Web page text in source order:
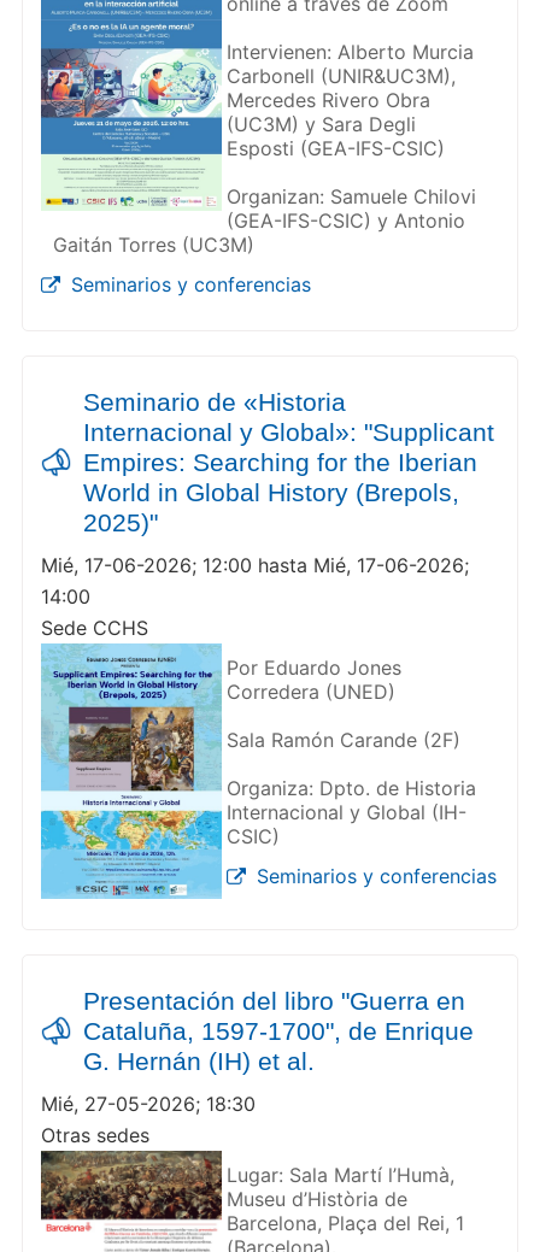
Intervienen: Alberto Murcia
Carbonell (UNIR&UC3M),
Mercedes Rivero Obra
(UC3M) y Sara Degli
Esposti (GEA-IFS-CSIC)
Organizan: Samuele Chilovi
(GEA-IFS-CSIC) y Antonio
Gaitán Torres (UC3M)
Seminarios y conferencias
Seminario de «Historia
Internacional y Global»: "Supplicant
Empires: Searching for the Iberian
World in Global History (Brepols,
2025)"
Mié, 17-06-2026; 12:00 hasta Mié, 17-06-2026;
14:00
Sede CCHS
Por Eduardo Jones
Corredera (UNED)
Sala Ramón Carande (2F)
Organiza: Dpto. de Historia
Internacional y Global (IH-
CSIC)
Seminarios y conferencias
Presentación del libro "Guerra en
Cataluña, 1597-1700", de Enrique
G. Hernán (IH) et al.
Mié, 27-05-2026; 18:30
Otras sedes
Lugar: Sala Martí l’Humà,
Museu d’Història de
Barcelona, Plaça del Rei, 1
(Barcelona).